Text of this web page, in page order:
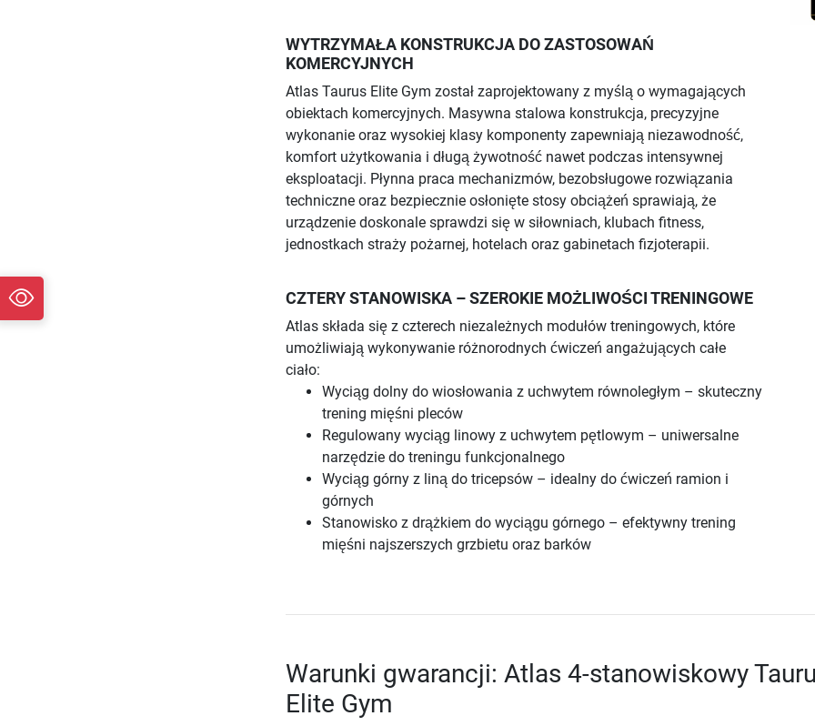
WYTRZYMAŁA KONSTRUKCJA DO ZASTOSOWAŃ
KOMERCYJNYCH
Atlas Taurus Elite Gym został zaprojektowany z myślą o wymagających
obiektach komercyjnych. Masywna stalowa konstrukcja, precyzyjne
wykonanie oraz wysokiej klasy komponenty zapewniają niezawodność,
komfort użytkowania i długą żywotność nawet podczas intensywnej
eksploatacji. Płynna praca mechanizmów, bezobsługowe rozwiązania
techniczne oraz bezpiecznie osłonięte stosy obciążeń sprawiają, że
urządzenie doskonale sprawdzi się w siłowniach, klubach fitness,
jednostkach straży pożarnej, hotelach oraz gabinetach fizjoterapii.
CZTERY STANOWISKA – SZEROKIE MOŻLIWOŚCI TRENINGOWE
Atlas składa się z czterech niezależnych modułów treningowych, które
umożliwiają wykonywanie różnorodnych ćwiczeń angażujących całe
ciało:
Wyciąg dolny do wiosłowania z uchwytem równoległym – skuteczny
trening mięśni pleców
Regulowany wyciąg linowy z uchwytem pętlowym – uniwersalne
narzędzie do treningu funkcjonalnego
Wyciąg górny z liną do tricepsów – idealny do ćwiczeń ramion i
górnych
Stanowisko z drążkiem do wyciągu górnego – efektywny trening
mięśni najszerszych grzbietu oraz barków
Warunki gwarancji: Atlas 4-stanowiskowy
Elite Gym